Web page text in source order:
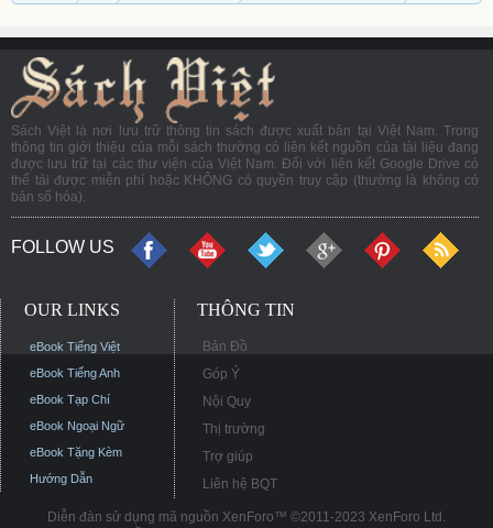
Sách Việt là nơi lưu trữ thông tin sách được xuất bản tại Việt Nam. Trong
thông tin giới thiệu của mỗi sách thường có liên kết nguồn của tài liệu đang
được lưu trữ tại các thư viện của Việt Nam. Đối với liên kết Google Drive có
thể tải được miễn phí hoặc KHÔNG có quyền truy cập (thường là không có
bản số hóa).
FOLLOW US
OUR LINKS
eBook Tiếng Việt
eBook Tiếng Anh
eBook Tạp Chí
eBook Ngoại Ngữ
eBook Tặng Kèm
Hướng Dẫn
THÔNG TIN
Bản Đồ
Góp Ý
Nội Quy
Thị trường
Trợ giúp
Liên hệ BQT
Diễn đàn sử dụng mã nguồn XenForo™ ©2011-2023 XenForo Ltd.